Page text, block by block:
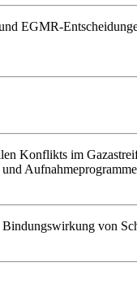
EGMR-
Konflikts im
von